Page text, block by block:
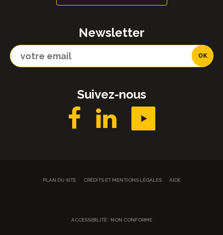
Newsletter
Suivez-nous
PLAN DU SITE CRÉDITS ET MENTIONS LÉGALES AIDE
ACCESSIBILITÉ : NON CONFORME